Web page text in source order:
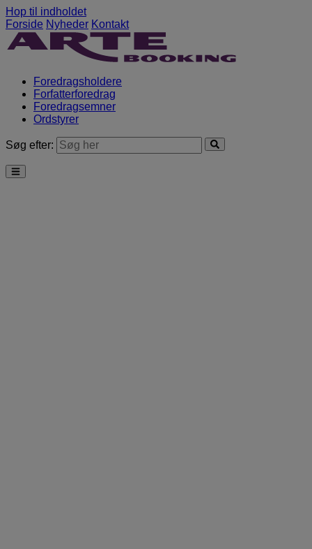
Hop til indholdet
Forside Nyheder Kontakt
Foredragsholdere
Forfatterforedrag
Foredragsemner
Ordstyrer
Søg efter: